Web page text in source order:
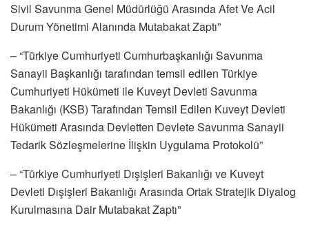
Sivil Savunma Genel Müdürlüğü Arasında Afet Ve Acil
Durum Yönetimi Alanında Mutabakat Zaptı”
– “Türkiye Cumhuriyeti Cumhurbaşkanlığı Savunma
Sanayii Başkanlığı tarafından temsil edilen Türkiye
Cumhuriyeti Hükümeti ile Kuveyt Devleti Savunma
Bakanlığı (KSB) Tarafından Temsil Edilen Kuveyt Devleti
Hükümeti Arasında Devletten Devlete Savunma Sanayii
Tedarik Sözleşmelerine İlişkin Uygulama Protokolü”
– “Türkiye Cumhuriyeti Dışişleri Bakanlığı ve Kuveyt
Devleti Dışişleri Bakanlığı Arasında Ortak Stratejik Diyalog
Kurulmasına Dair Mutabakat Zaptı”